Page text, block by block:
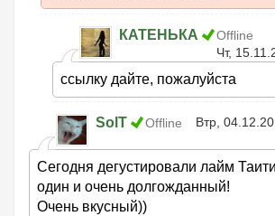
КАТЕНЬКА
Offline
Чт,
ссылку дайте, пожалуйста
SolT Offline Втр,
Сегодня дегустировали лайм
один и очень долгожданный!
Очень вкусный))